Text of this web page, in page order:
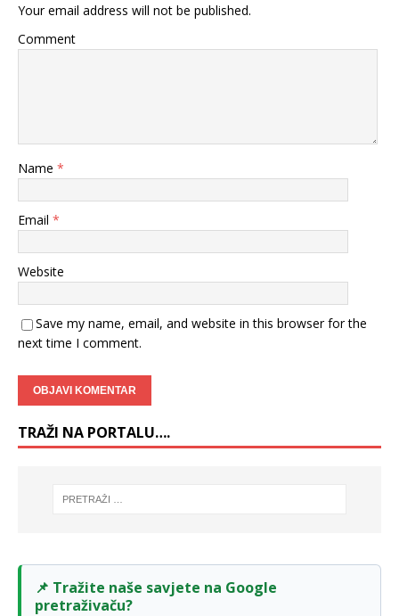
Your email address will not be published.
Comment
Name *
Email *
Website
Save my name, email, and website in this browser for the
next time I comment.
TRAŽI NA PORTALU….
📌 Tražite naše savjete na Google
pretraživaču?